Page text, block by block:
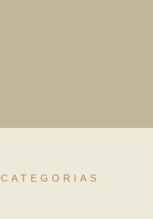
CATEGORIAS